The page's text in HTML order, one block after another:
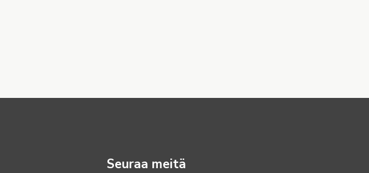
Seuraa meitä